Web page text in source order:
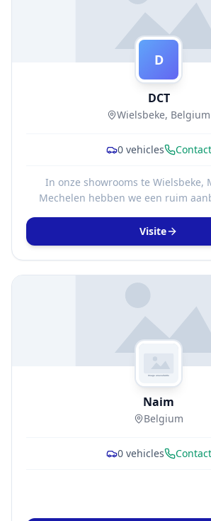
D
DCT
Wielsbeke, Belgium
0 vehicles Contact
In onze showrooms te Wielsbeke,
Mechelen hebben we een ruim
herstellingen kan u bij ons terecht.
steeds op een persoonlijke manier.
Visite
Naim
Belgium
0 vehicles Contact